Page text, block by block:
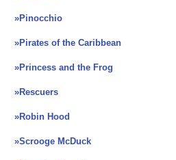
»Pinocchio
»Pirates of the Caribbean
»Princess and the Frog
»Rescuers
»Robin Hood
»Scrooge McDuck